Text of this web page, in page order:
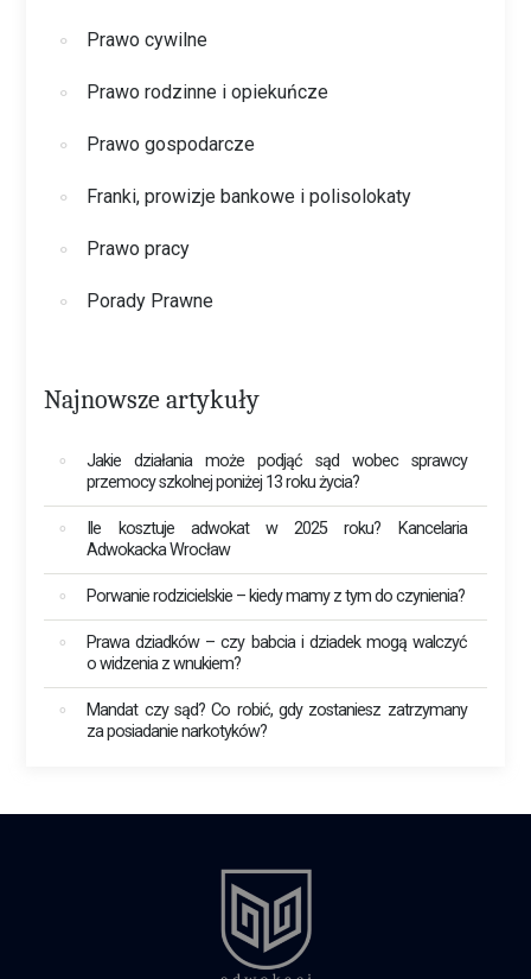
Prawo cywilne
Prawo rodzinne i opiekuńcze
Prawo gospodarcze
Franki, prowizje bankowe i polisolokaty
Prawo pracy
Porady Prawne
Najnowsze artykuły
Jakie działania może podjąć sąd wobec sprawcy
przemocy szkolnej poniżej 13 roku życia?
Ile kosztuje adwokat w 2025 roku? Kancelaria
Adwokacka Wrocław
Porwanie rodzicielskie – kiedy mamy z tym do czynienia?
Prawa dziadków – czy babcia i dziadek mogą walczyć
o widzenia z wnukiem?
Mandat czy sąd? Co robić, gdy zostaniesz zatrzymany
za posiadanie narkotyków?